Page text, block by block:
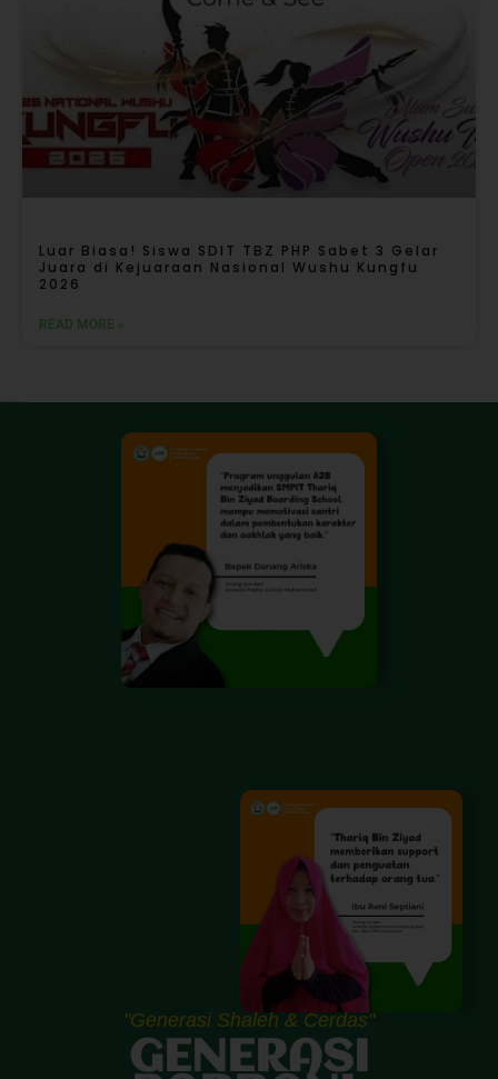
Luar Biasa! Siswa SDIT TBZ PHP Sabet 3 Gelar
Juara di Kejuaraan Nasional Wushu Kungfu
2026
READ MORE »
"Generasi Shaleh & Cerdas"
GENERASI